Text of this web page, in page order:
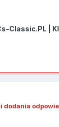
Classic.PL |
dodania